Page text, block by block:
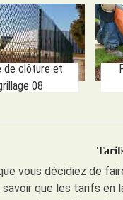
de clôture et
08
vous décidiez de
que les tarifs en